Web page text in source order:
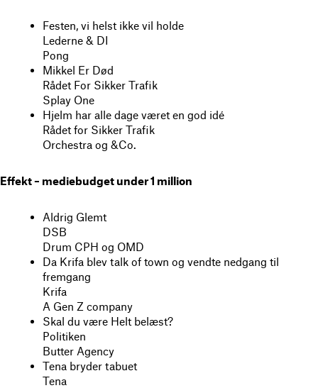
Festen, vi helst ikke vil holde
Lederne & DI
Pong
Mikkel Er Død
Rådet For Sikker Trafik
Splay One
Hjelm har alle dage været en god idé
Rådet for Sikker Trafik
Orchestra og &Co.
Effekt – mediebudget under 1 million
Aldrig Glemt
DSB
Drum CPH og OMD
Da Krifa blev talk of town og vendte nedgang til
fremgang
Krifa
A Gen Z company
Skal du være Helt belæst?
Politiken
Butter Agency
Tena bryder tabuet
Tena